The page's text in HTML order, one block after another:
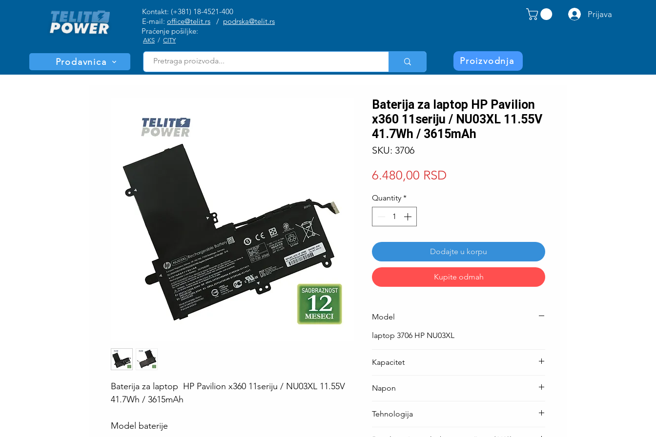
Kontakt: (+381) 18-4521-400
E-mail: office@telit.rs / podrska@telit.rs
Praćenje pošiljke:
AKS / CITY
Prijava
Prodavnica Proizvodnja
Baterija za laptop HP Pavilion x360 11seriju / NU03XL 11.55V
41.7Wh / 3615mAh
Model baterije
Baterija za laptop HP Pavilion
x360 11seriju / NU03XL 11.55V
41.7Wh / 3615mAh
SKU: 3706
6.480,00 RSD
Quantity *
Dodajte u korpu
Kupite odmah
Model
laptop 3706 HP NU03XL
Kapacitet
Napon
Tehnologija